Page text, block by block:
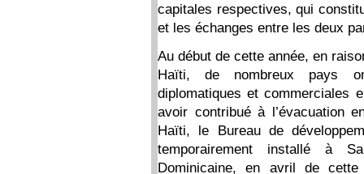
capitales respectives, qui
et les échanges entre les deux
Au début de cette année, en
Haïti, de nombreux pays
diplomatiques et commerciales
avoir contribué à l’évacuation
Haïti, le Bureau de
temporairement installé à
Dominicaine, en avril de